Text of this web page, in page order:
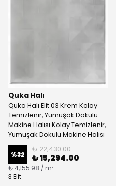
Quka Halı
Quka Halı Elit 03 Krem Kolay
Temizlenir, Yumuşak Dokulu
Makine Halısı Kolay Temizlenir,
Yumuşak Dokulu Makine Halısı
%32
₺ 22,430.00
₺ 15,294.00
₺ 4,155.98 / m²
3 Elit